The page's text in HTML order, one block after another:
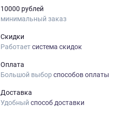
10000 рублей
минимальный заказ
Скидки
Работаетсистема скидок
Оплата
Большой выбор способов оплаты
Доставка
Удобный способ доставки